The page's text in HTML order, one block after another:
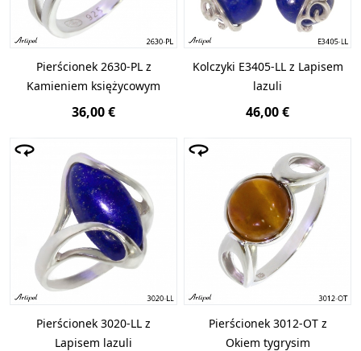
Pierścionek 2630-PL z
Kamieniem księżycowym
36,00 €
Kolczyki E3405-LL z Lapisem
lazuli
46,00 €
Pierścionek 3020-LL z
Lapisem lazuli
Pierścionek 3012-OT z
Okiem tygrysim